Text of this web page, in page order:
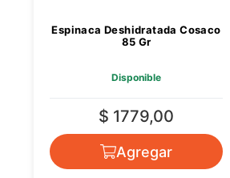
Espinaca Deshidratada Cosaco
85 Gr
Disponible
$ 1779,00
Agregar